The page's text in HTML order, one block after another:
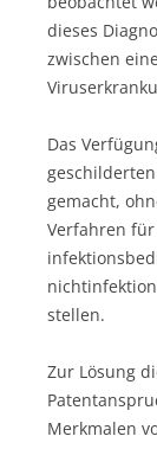
dieses
zwischen
Das
gemacht,
Verfahren
stellen.
Zur Lösung
Merkmalen